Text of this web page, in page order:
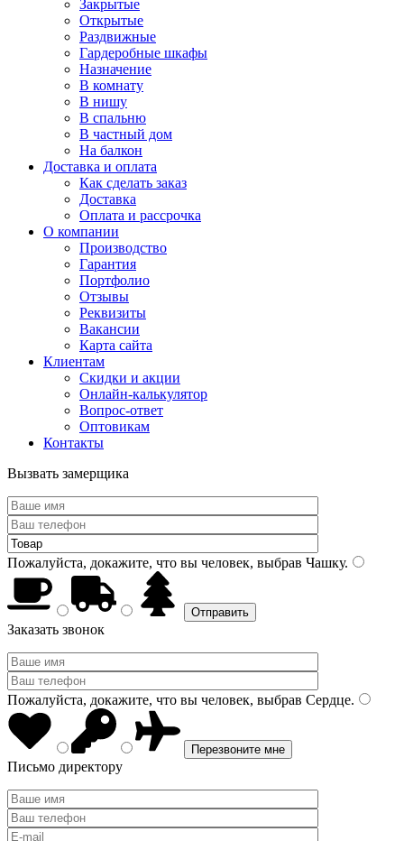
Закрытые
Открытые
Раздвижные
Гардеробные шкафы
Назначение
В комнату
В нишу
В спальню
В частный дом
На балкон
Доставка и оплата
Как сделать заказ
Доставка
Оплата и рассрочка
О компании
Производство
Гарантия
Портфолио
Отзывы
Реквизиты
Вакансии
Карта сайта
Клиентам
Скидки и акции
Онлайн-калькулятор
Вопрос-ответ
Оптовикам
Контакты
Вызвать замерщика
Пожалуйста, докажите, что вы человек, выбрав Чашку.
Заказать звонок
Пожалуйста, докажите, что вы человек, выбрав Сердце.
Письмо директору